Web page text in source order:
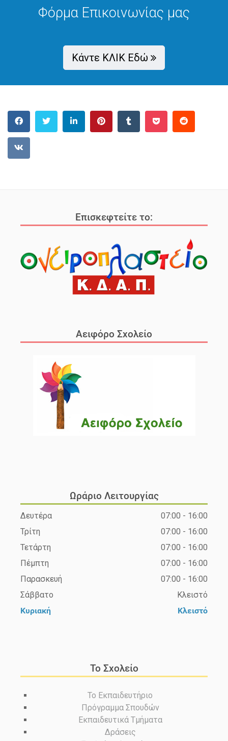
Φόρμα Επικοινωνίας μας
Κάντε ΚΛΙΚ Εδώ
Επισκεφτείτε το:
Αειφόρο Σχολείο
Ωράριο Λειτουργίας
Δευτέρα
07:00 - 16:00
Τρίτη
07:00 - 16:00
Τετάρτη
07:00 - 16:00
Πέμπτη
07:00 - 16:00
Παρασκευή
07:00 - 16:00
Σάββατο
Κλειστό
Κυριακή
Κλειστό
Το Σχολείο
Το Εκπαιδευτήριο
Πρόγραμμα Σπουδών
Εκπαιδευτικά Τμήματα
Δράσεις